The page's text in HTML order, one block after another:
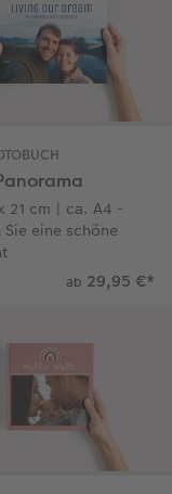
21 cm | ca. A4 -
Sie eine schöne
ab 29,95 €*